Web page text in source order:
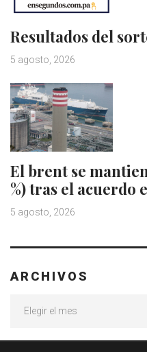
Resultados del
5 agosto, 2026
El brent se
%) tras el
5 agosto, 2026
ARCHIVOS